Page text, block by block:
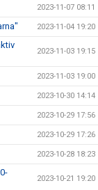
2023-11-07 08:11
2023-11-04 19:20
2023-11-03 19:15
2023-11-03 19:00
2023-10-30 14:14
2023-10-29 17:56
2023-10-29 17:26
2023-10-28 18:23
2023-10-21 19:20